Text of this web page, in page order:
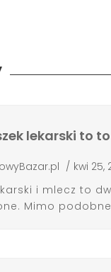
lekarski to
/ kwi 25,
i mlecz to
Mimo